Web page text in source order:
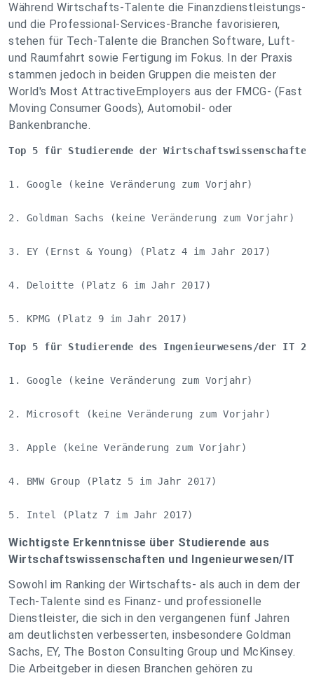
Während Wirtschafts-Talente die Finanzdienstleistungs-
und die Professional-Services-Branche favorisieren,
stehen für Tech-Talente die Branchen Software, Luft-
und Raumfahrt sowie Fertigung im Fokus. In der Praxis
stammen jedoch in beiden Gruppen die meisten der
World's Most AttractiveEmployers aus der FMCG- (Fast
Moving Consumer Goods), Automobil- oder
Bankenbranche.
Top 5 für Studierende der
1. Google (keine Veränderung zum Vorjahr)
2. Goldman Sachs (keine Veränderung zum Vorjahr)
3. EY (Ernst & Young) (Platz 4 im Jahr 2017)
4. Deloitte (Platz 6 im Jahr 2017)
5. KPMG (Platz 9 im Jahr 2017)
Top 5 für Studierende des Ingenieurwesens/der IT
1. Google (keine Veränderung zum Vorjahr)
2. Microsoft (keine Veränderung zum Vorjahr)
3. Apple (keine Veränderung zum Vorjahr)
4. BMW Group (Platz 5 im Jahr 2017)
5. Intel (Platz 7 im Jahr 2017)
Wichtigste Erkenntnisse über Studierende aus
Wirtschaftswissenschaften und Ingenieurwesen/IT
Sowohl im Ranking der Wirtschafts- als auch in dem der
Tech-Talente sind es Finanz- und professionelle
Dienstleister, die sich in den vergangenen fünf Jahren
am deutlichsten verbesserten, insbesondere Goldman
Sachs, EY, The Boston Consulting Group und McKinsey.
Die Arbeitgeber in diesen Branchen gehören zu